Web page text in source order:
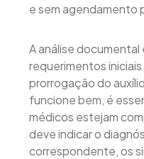
e sem agendamento
A análise
requerimentos
prorrogação do
funcione bem, é
médicos estejam
deve indicar o
correspondente, os